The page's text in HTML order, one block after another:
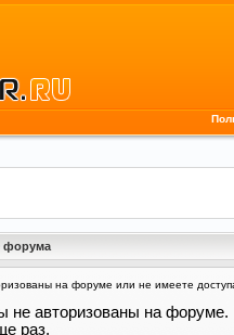
форума
на форуме или не имеете
не авторизованы на форуме.
раз.